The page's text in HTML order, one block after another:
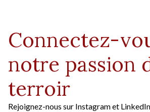
Connectez-
notre passion
terroir
Rejoignez-nous sur Instagram et